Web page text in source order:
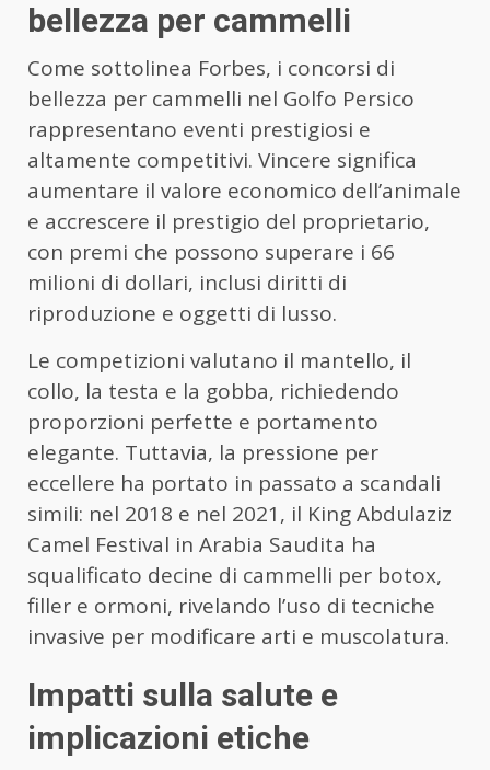
bellezza per cammelli
Come sottolinea Forbes, i concorsi di
bellezza per cammelli nel Golfo Persico
rappresentano eventi prestigiosi e
altamente competitivi. Vincere significa
aumentare il valore economico dell’animale
e accrescere il prestigio del proprietario,
con premi che possono superare i 66
milioni di dollari, inclusi diritti di
riproduzione e oggetti di lusso.
Le competizioni valutano il mantello, il
collo, la testa e la gobba, richiedendo
proporzioni perfette e portamento
elegante. Tuttavia, la pressione per
eccellere ha portato in passato a scandali
simili: nel 2018 e nel 2021, il King Abdulaziz
Camel Festival in Arabia Saudita ha
squalificato decine di cammelli per botox,
filler e ormoni, rivelando l’uso di tecniche
invasive per modificare arti e muscolatura.
Impatti sulla salute e
implicazioni etiche